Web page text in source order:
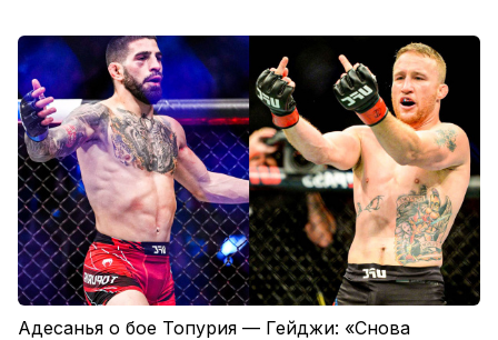
Адесанья о бое Топурия — Гейджи: «Снова